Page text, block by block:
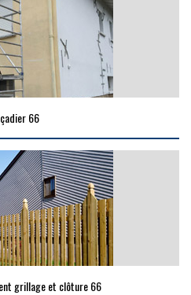
66
grillage et clôture 66